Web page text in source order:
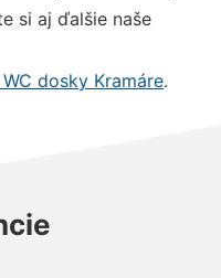
si aj ďalšie naše
dosky Kramáre.